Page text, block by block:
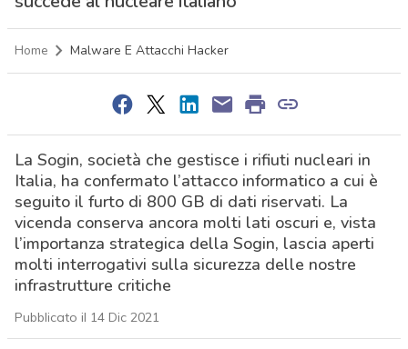
Home Malware E Attacchi Hacker
La Sogin, società che gestisce i rifiuti nucleari in
Italia, ha confermato l’attacco informatico a cui è
seguito il furto di 800 GB di dati riservati. La
vicenda conserva ancora molti lati oscuri e, vista
l’importanza strategica della Sogin, lascia aperti
molti interrogativi sulla sicurezza delle nostre
infrastrutture critiche
Pubblicato il 14 Dic 2021